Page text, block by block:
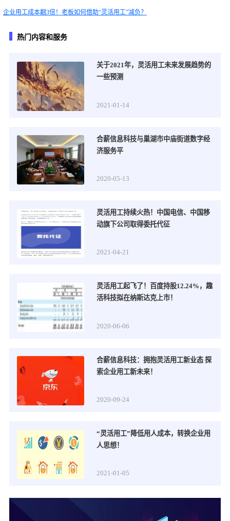
企业用工成本翻3倍！老板如何借助“灵活用工”减负？
热门内容和服务
关于2021年，灵活用工未来发展趋势的
一些预测
2021-01-14
合薪信息科技与巢湖市中庙街道数字经
济服务平
2020-05-13
灵活用工持续火热！中国电信、中国移
动旗下公司取得委托代征
2021-04-21
灵活用工起飞了！百度持股12.24%，趣
活科技拟在纳斯达克上市！
2020-06-06
合薪信息科技：拥抱灵活用工新业态 探
索企业用工新未来！
2020-09-24
“灵活用工”降低用人成本，转换企业用
人思想！
2021-01-05